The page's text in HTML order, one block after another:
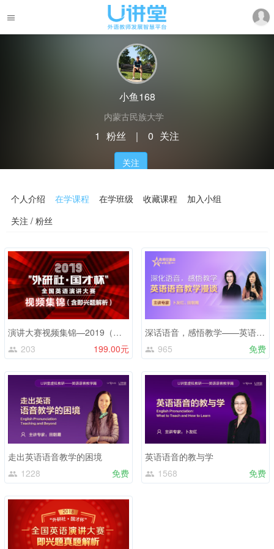
小鱼168
内蒙古民族大学
1 粉丝 ｜ 0 关注
关注
个人介绍 在学课程 在学班级 收藏课程
加入小组
关注 / 粉丝
演讲大赛视频集锦—2019（含即兴题解析）
203
199.00元
深话语音，感悟教学——英语语音教学漫谈
965
免费
走出英语语音教学的困境
1228
免费
英语语音的教与学
1568
免费